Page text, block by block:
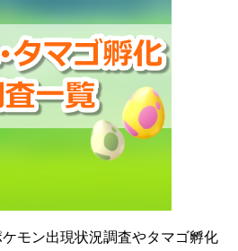
モン出現状況調査やタマゴ孵化